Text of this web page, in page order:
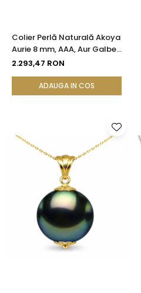
Colier Perlă Naturală Akoya
Aurie 8 mm, AAA, Aur Galben
14K | KASKADDA®
2.293,47 RON
ADAUGA IN COS